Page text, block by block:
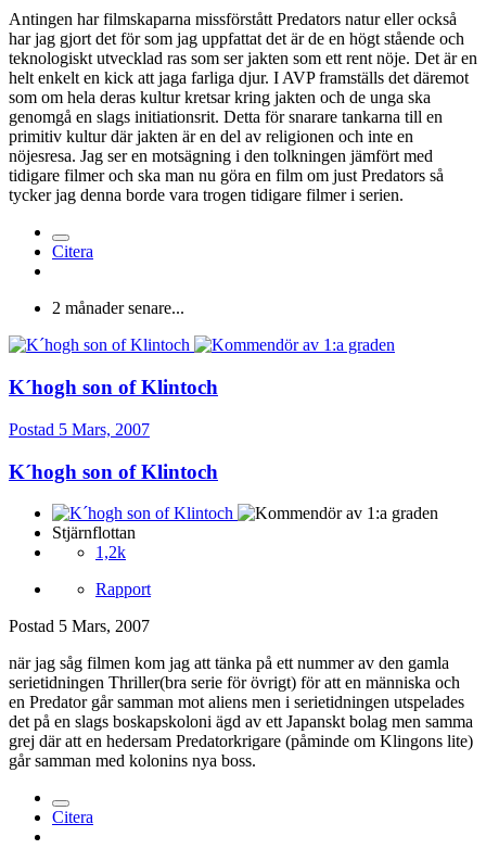
Antingen har filmskaparna missförstått Predators natur eller också
har jag gjort det för som jag uppfattat det är de en högt stående och
teknologiskt utvecklad ras som ser jakten som ett rent nöje. Det är en
helt enkelt en kick att jaga farliga djur. I AVP framställs det däremot
som om hela deras kultur kretsar kring jakten och de unga ska
genomgå en slags initiationsrit. Detta för snarare tankarna till en
primitiv kultur där jakten är en del av religionen och inte en
nöjesresa. Jag ser en motsägning i den tolkningen jämfört med
tidigare filmer och ska man nu göra en film om just Predators så
tycker jag denna borde vara trogen tidigare filmer i serien.
Citera
2 månader senare...
K´hogh son of Klintoch
Postad 5 Mars, 2007
K´hogh son of Klintoch
Stjärnflottan
1,2k
Rapport
Postad 5 Mars, 2007
när jag såg filmen kom jag att tänka på ett nummer av den gamla
serietidningen Thriller(bra serie för övrigt) för att en människa och
en Predator går samman mot aliens men i serietidningen utspelades
det på en slags boskapskoloni ägd av ett Japanskt bolag men samma
grej där att en hedersam Predatorkrigare (påminde om Klingons lite)
går samman med kolonins nya boss.
Citera